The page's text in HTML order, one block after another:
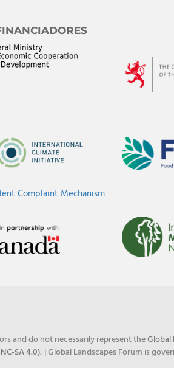
Complaint Mechanism
and do not necessarily represent theGlobal
SA 4.0). | Global Landscapes Forum is